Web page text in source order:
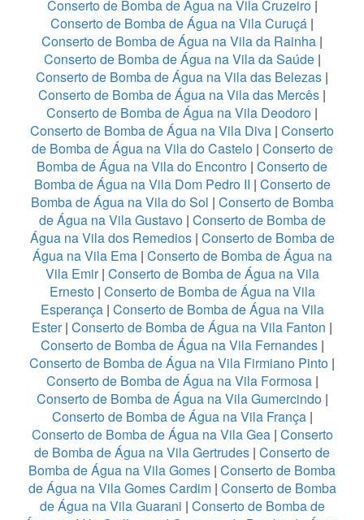
Conserto de Bomba de Água na Vila Cruzeiro |
Conserto de Bomba de Água na Vila Curuçá |
Conserto de Bomba de Água na Vila da Rainha |
Conserto de Bomba de Água na Vila da Saúde|
Conserto de Bomba de Água na Vila das Belezas |
Conserto de Bomba de Água na Vila das Mercês |
Conserto de Bomba de Água na Vila Deodoro |
Conserto de Bomba de Água na Vila Diva | Conserto
de Bomba de Água na Vila do Castelo| Conserto de
Bomba de Água na Vila do Encontro | Conserto de
Bomba de Água na Vila Dom Pedro II | Conserto de
Bomba de Água na Vila do Sol | Conserto de Bomba
de Água na Vila Gustavo| Conserto de Bomba de
Água na Vila dos Remedios| Conserto de Bomba de
Água na Vila Ema| Conserto de Bomba de Água na
Vila Emir| Conserto de Bomba de Água na Vila
Ernesto| Conserto de Bomba de Água na Vila
Esperança| Conserto de Bomba de Água na Vila
Ester| Conserto de Bomba de Água na Vila Fanton |
Conserto de Bomba de Água na Vila Fernandes|
Conserto de Bomba de Água na Vila Firmiano Pinto |
Conserto de Bomba de Água na Vila Formosa|
Conserto de Bomba de Água na Vila Gumercindo|
Conserto de Bomba de Água na Vila França|
Conserto de Bomba de Água na Vila Gea| Conserto
de Bomba de Água na Vila Gertrudes | Conserto de
Bomba de Água na Vila Gomes | Conserto de Bomba
de Água na Vila Gomes Cardim| Conserto de Bomba
de Água na Vila Guarani | Conserto de Bomba de